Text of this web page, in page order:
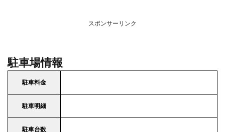
スポンサーリンク
駐車場情報
駐車料金
駐車明細
駐車台数